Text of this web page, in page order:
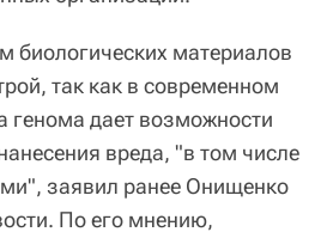
биологических материалов
так как в современном
дает возможности
вреда, "в том числе
заявил ранее Онищенко
По его мнению,